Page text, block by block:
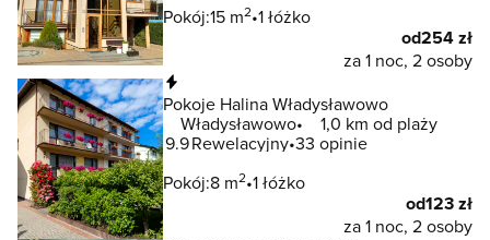
Pokój:15 m2 1 łóżko
od254 zł
za 1 noc, 2 osoby
Pokoje Halina Władysławowo
Władysławowo
1,0 km od plaży
9.9Rewelacyjny 33 opinie
Pokój:8 m2 1 łóżko
od123 zł
za 1 noc, 2 osoby